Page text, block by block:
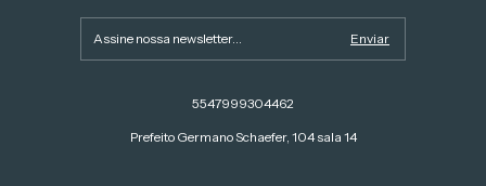
5547999304462
Prefeito Germano Schaefer, 104 sala 14